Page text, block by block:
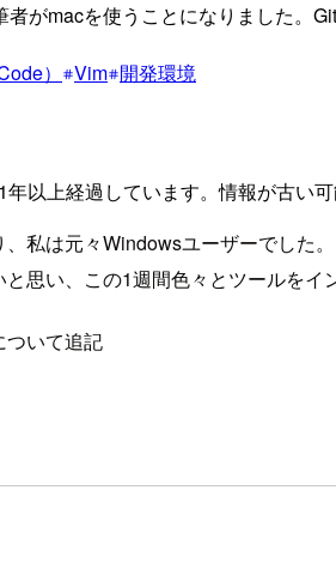
がmacを使うことになりました。
） Vim 開発環境
以上経過しています。情報が古い
、私は元々Windowsユーザーでした
思い、この1週間色々とツールを
ついて追記